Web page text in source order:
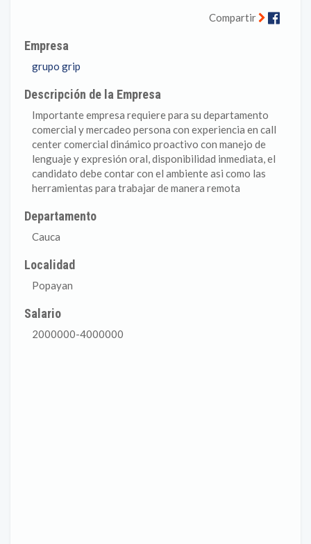
Compartir
Empresa
grupo grip
Descripción de la Empresa
Importante empresa requiere para su departamento
comercial y mercadeo persona con experiencia en call
center comercial dinámico proactivo con manejo de
lenguaje y expresión oral, disponibilidad inmediata, el
candidato debe contar con el ambiente asi como las
herramientas para trabajar de manera remota
Departamento
Cauca
Localidad
Popayan
Salario
2000000-4000000